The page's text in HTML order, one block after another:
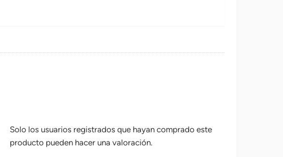
Solo los usuarios registrados que hayan comprado este
producto pueden hacer una valoración.